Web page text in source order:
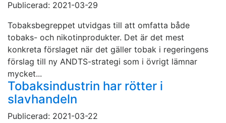
Publicerad: 2021-03-29
Tobaksbegreppet utvidgas till att omfatta både
tobaks- och nikotinprodukter. Det är det mest
konkreta förslaget när det gäller tobak i regeringens
förslag till ny ANDTS-strategi som i övrigt lämnar
mycket...
Tobaksindustrin har rötter i
slavhandeln
Publicerad: 2021-03-22